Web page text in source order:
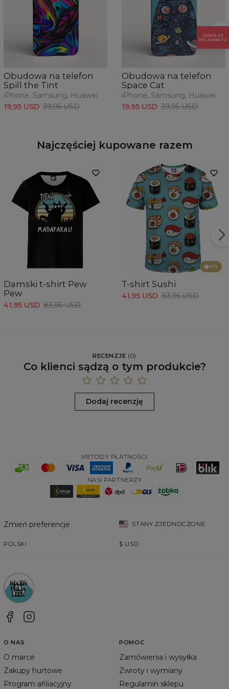
Obudowa na telefon
Spill the Tint
iPhone, Samsung, Huawei
19,95 USD 39,95 USD
Obudowa na telefon
Space Cat
iPhone, Samsung, Huawei
19,95 USD 39,95 USD
Najczęściej kupowane razem
Damski t-shirt Pew
Pew
41,95 USD 83,95 USD
5/5
T-shirt Sushi
41,95 USD 83,95 USD
RECENZJE (0)
Co klienci sądzą o tym produkcie?
Dodaj recenzję
METODY PŁATNOŚCI
NASI PARTNERZY
Zmień preferencje STANY ZJEDNOCZONE
POLSKI $ USD
O NAS
O marce
Zakupy hurtowe
Program afiliacyjny
POMOC
Zamówienia i wysyłka
Zwroty i wymiany
Regulamin sklepu
ODBIERZ
15% RABATU